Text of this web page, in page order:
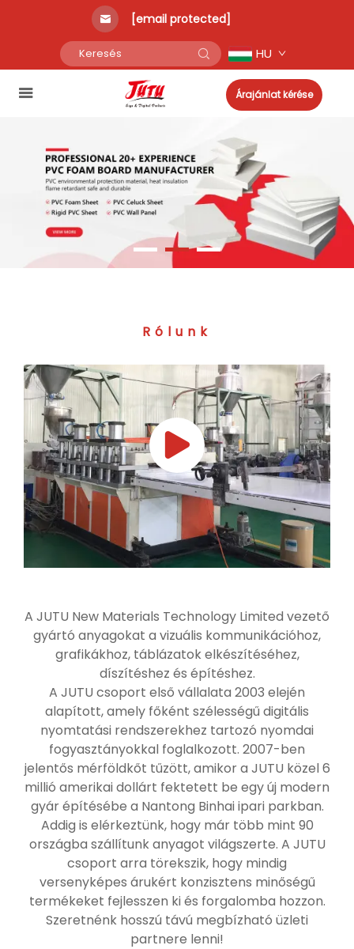
[email protected]
HU
Árajánlat kérése
Rólunk
A JUTU New Materials Technology Limited vezető
gyártó anyagokat a vizuális kommunikációhoz,
grafikákhoz, táblázatok elkészítéséhez,
díszítéshez és építéshez.
A JUTU csoport első vállalata 2003 elején
alapított, amely főként szélességű digitális
nyomtatási rendszerekhez tartozó nyomdai
fogyasztányokkal foglalkozott. 2007-ben
jelentős mérföldkőt tűzött, amikor a JUTU közel 6
millió amerikai dollárt fektetett be egy új modern
gyár építésébe a Nantong Binhai ipari parkban.
Addig is elérkeztünk, hogy már több mint 90
országba szállítunk anyagot világszerte. A JUTU
csoport arra törekszik, hogy mindig
versenyképes árukért konzisztens minőségű
termékeket fejlesszen ki és forgalomba hozzon.
Szeretnénk hosszú távú megbízható üzleti
partnere lenni!